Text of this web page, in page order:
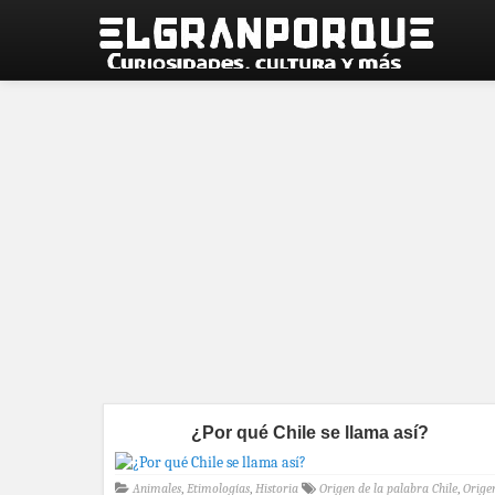
¿Por qué Chile se llama así?
Animales, Etimologías, Historia Origen de la palabra Chile,